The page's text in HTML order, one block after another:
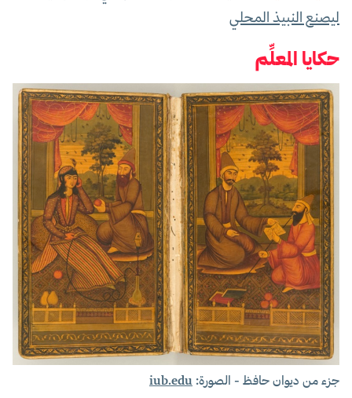
ليصنع النبيذ المحلي
حكايا المعلِّم
جزء من ديوان حافظ - الصورة:iub.edu